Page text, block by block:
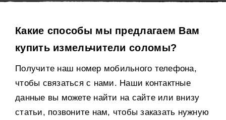
Какие способы мы предлагаем Вам
купить измельчители соломы?
Получите наш номер мобильного телефона,
чтобы связаться с нами. Наши контактные
данные вы можете найти на сайте или внизу
статьи, позвоните нам, чтобы заказать нужную